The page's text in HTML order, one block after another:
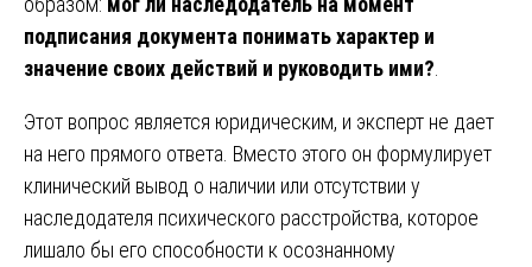
подписания документа понимать характер и
значение своих действий и руководить ими?
Этот вопрос является юридическим, и эксперт не дает
на него прямого ответа. Вместо этого он формулирует
клинический вывод о наличии или отсутствии у
наследодателя психического расстройства, которое
лишало бы его способности к осознанному